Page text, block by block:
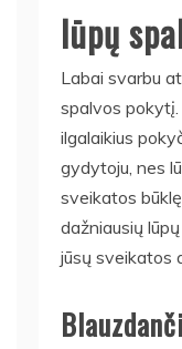
lūpų
Labai svarbu
spalvos
ilgalaikius
gydytoju, nes
sveikatos
dažniausių
jūsų sveikatos